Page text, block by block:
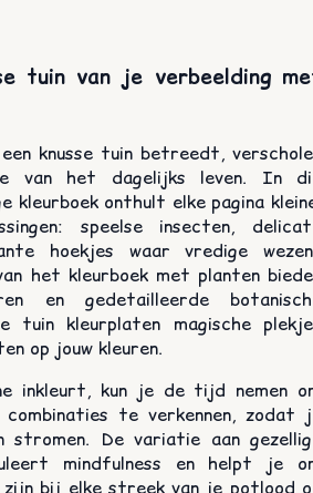
tuin van je verbeelding
knusse tuin betreedt,
van het dagelijks leven. In
kleurboek onthult elke pagina
speelse insecten,
hoekjes waar vredige
het kleurboek met planten
en gedetailleerde
tuin kleurplaten magische
op jouw kleuren.
inkleurt, kun je de tijd nemen
te verkennen, zodat
De variatie aan
mindfulness en helpt je
zijn bij elke streek van je potlood